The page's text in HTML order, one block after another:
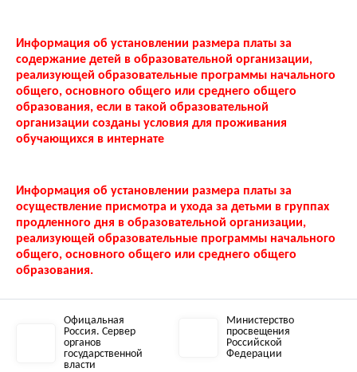
Информация об установлении размера платы за
содержание детей в образовательной организации,
реализующей образовательные программы начального
общего, основного общего или среднего общего
образования, если в такой образовательной
организации созданы условия для проживания
обучающихся в интернате
Информация об установлении размера платы за
осуществление присмотра и ухода за детьми в группах
продленного дня в образовательной организации,
реализующей образовательные программы начального
общего, основного общего или среднего общего
образования.
Офицальная
Россия. Сервер
органов
государственной
власти
Министерство
просвещения
Российской
Федерации